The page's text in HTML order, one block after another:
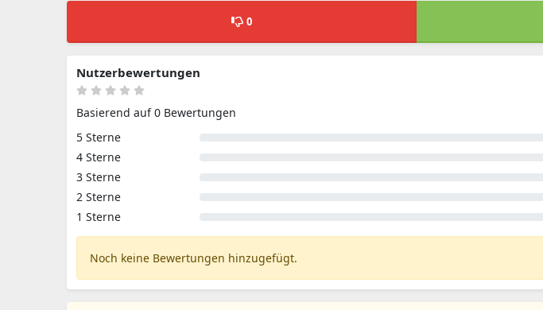
0
Nutzerbewertungen
Basierend auf 0 Bewertungen
5 Sterne
4 Sterne
3 Sterne
2 Sterne
1 Sterne
Noch keine Bewertungen hinzugefügt.